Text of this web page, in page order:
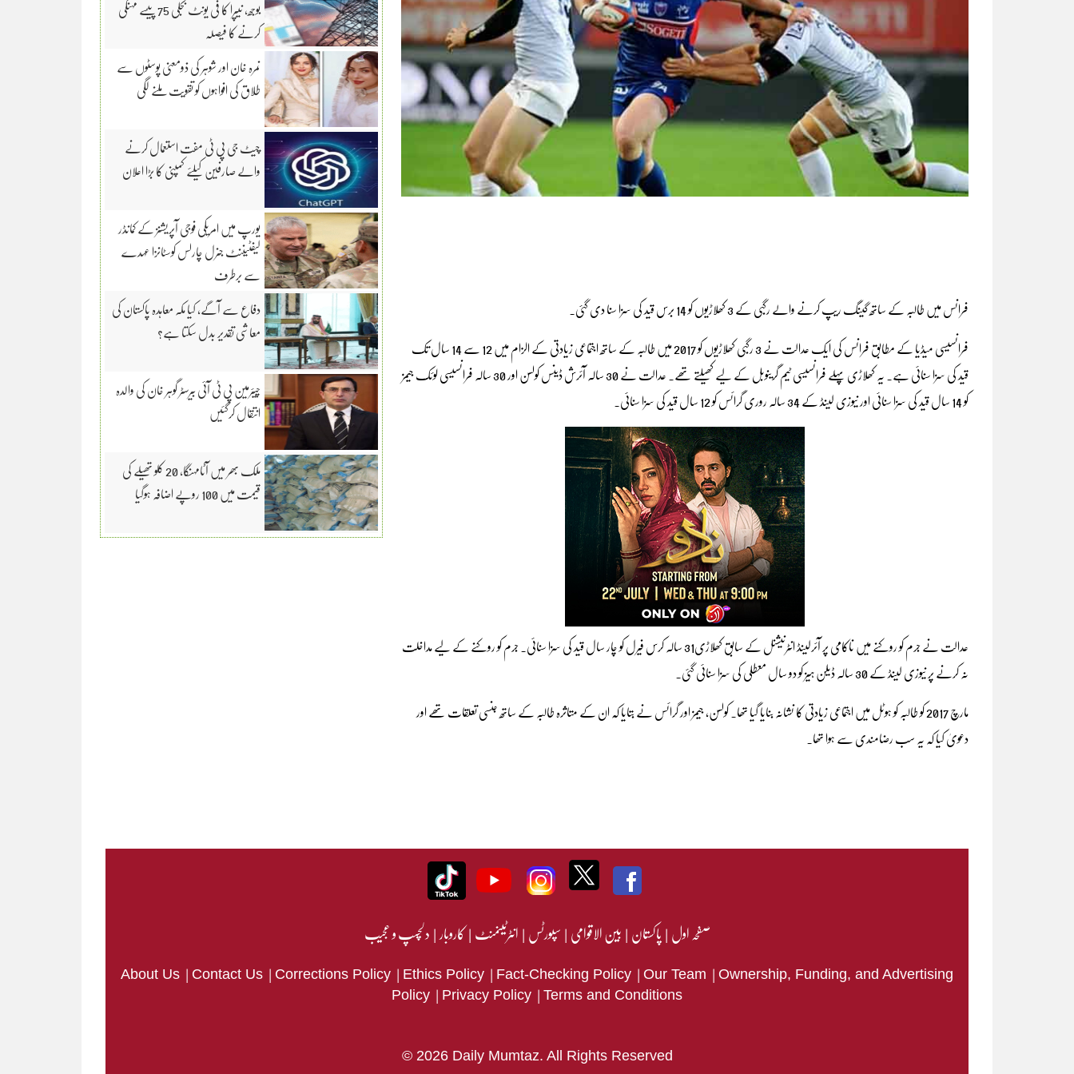
فرانس میں طالبہ کے ساتھ گینگ ریپ کرنے والے رگبی کے 3 کھلاڑیوں کو 14 برس قید کی سزا سنا دی گئی۔
فرانسیسی میڈیا کے مطابق فرانس کی ایک عدالت نے 3 رگبی کھلاڑیوں کو 2017 میں طالبہ کے ساتھ اجتماعی زیادتی کے الزام میں 12 سے 14 سال تک
قید کی سزا سنائی ہے۔ یہ کھلاڑی پہلے فرانسیسی ٹیم گرینوبل کے لیے کھیلتے تھے۔ عدالت نے 30 سالہ آئرش ڈینس کولسن اور 30 ​​سالہ فرانسیسی لوئک جیمز
کو 14 سال قید کی سزا سنائی اور نیوزی لینڈ کے 34 سالہ روری گرائس کو 12 سال قید کی سزا سنائی۔
عدالت نے جرم کو روکنے میں ناکامی پر آئرلینڈ انٹرنیشنل کے سابق کھلاڑی31 سالہ کرس فیرل کو چار سال قید کی سزا سنائی۔ جرم کو روکنے کے لیے مداخلت
نہ کرنے پر نیوزی لینڈ کے 30 سالہ ڈیلن ہیز کو دو سال معطلی کی سزا سنائی گئی۔
مارچ 2017 کو طالبہ کو ہوٹل میں اجتماعی زیادتی کا نشانہ بنایا گیا تھا۔ کولسن، جیمز اور گرائس نے بتایا کہ ان کے متاثرہ طالبہ کے ساتھ جنسی تعلقات تھے اور
دعویٰ کیا کہ یہ سب رضامندی سے ہوا تھا۔
بوجھ، نیپرا کا فی یونٹ بجلی 75 پیسے مہنگی
کرنے کا فیصلہ
نمرہ خان اور شوہر کی ذومعنی پوسٹوں سے
طلاق کی افواہوں کو تقویت ملنے لگی
چیٹ جی پی ٹی مفت استعمال کرنے
والے صارفین کیلئے کمپنی کا بڑا اعلان
یورپ میں امریکی فوجی آپریشنز کے کمانڈر
لیفٹیننٹ جنرل چارلس کوسٹانزا عہدے
سے برطرف
دفاع سے آگے، کیا مکہ معاہدہ پاکستان کی
معاشی تقدیر بدل سکتا ہے؟
چیئرمین پی ٹی آئی بیرسٹر گوہر خان کی والدہ
انتقال کرگئیں
ملک بھر میں آٹامہنگا، 20 کلو تھیلے کی
قیمت میں 100 روپے اضافہ ہوگیا
صفحہ اول|پاکستان|بین الاقوامی|سپورٹس|انٹرٹینمنٹ|کاروبار|دلچسپ و عجیب
About Us | Contact Us | Corrections Policy | Ethics Policy | Fact-Checking Policy | Our Team | Ownership, Funding, and Advertising
Policy | Privacy Policy | Terms and Conditions
© 2026 Daily Mumtaz. All Rights Reserved